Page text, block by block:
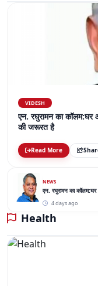
VIDESH
एन. रघुरामन का
की जरूरत है
Read More
NEWS
एन. रघुरामन का
4 days ago
Health